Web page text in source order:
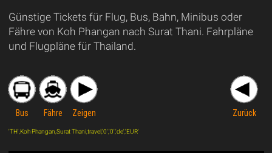
Günstige Tickets für Flug, Bus, Bahn, Minibus oder
Fähre von Koh Phangan nach Surat Thani. Fahrpläne
und Flugpläne für Thailand.
Bus Fähre Zeigen Zurück
'TH',Koh Phangan,Surat Thani,travel,'0','0','de','EUR'